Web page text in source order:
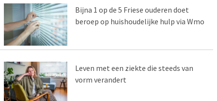
Bijna 1 op de 5 Friese ouderen doet
beroep op huishoudelijke hulp via Wmo
Leven met een ziekte die steeds van
vorm verandert